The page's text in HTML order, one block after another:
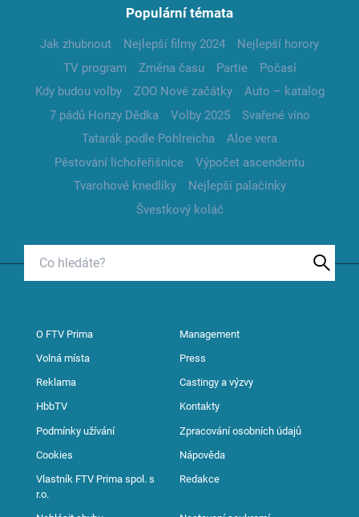
Populární témata
Jak zhubnout Nejlepší filmy 2024
Nejlepší horory
TV program
Změna času Partie
Počasí
Kdy budou volby
ZOO Nové začátky
Auto – katalog
7 pádů Honzy Dědka
Volby 2025
Svařené víno
Tatarák podle Pohlreicha
Aloe vera
Pěstování lichořeřišnice
Výpočet ascendentu
Tvarohové knedlíky
Nejlepší palačinky
Švestkový koláč
O FTV Prima Management
Volná místa Press
Reklama Castingy a výzvy
HbbTV Kontakty
Podmínky užívání Zpracování osobních údajů
Cookies Nápověda
Vlastník FTV Prima spol. s
r.o.
Redakce